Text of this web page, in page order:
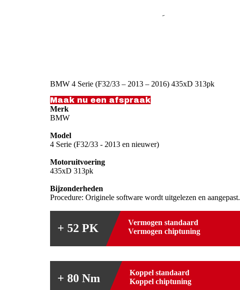
BMW 4 Serie (F32/33 – 2013 – 2016) 435xD 313pk
Maak nu een afspraak
Merk
BMW
Model
4 Serie (F32/33 - 2013 en nieuwer)
Motoruitvoering
435xD 313pk
Bijzonderheden
Procedure: Originele software wordt uitgelezen en aangepast.
+ 52 PK Vermogen standaard
Vermogen chiptuning
+ 80 Nm Koppel standaard
Koppel chiptuning